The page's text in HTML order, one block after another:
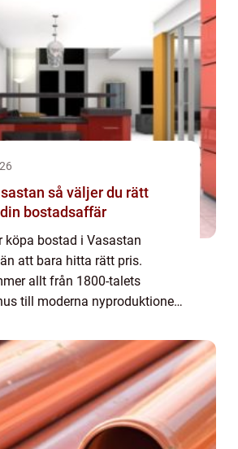
du rätt
bostadsaffär
köpa bostad i Vasastan
att bara hitta rätt pris.
allt från 1800-talets
till moderna nyproduktioner,
En Mäklare Vasastan